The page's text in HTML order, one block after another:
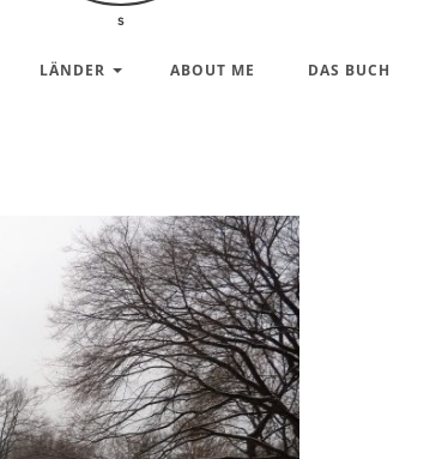
LÄNDER ABOUT ME DAS BUCH